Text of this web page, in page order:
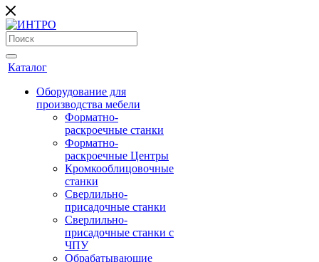
Каталог
Оборудование для
производства мебели
Форматно-
раскроечные станки
Форматно-
раскроечные Центры
Кромкооблицовочные
станки
Сверлильно-
присадочные станки
Сверлильно-
присадочные станки с
ЧПУ
Обрабатывающие